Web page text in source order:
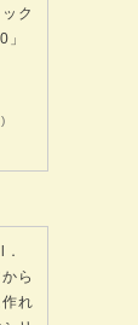
ク
ら
れ